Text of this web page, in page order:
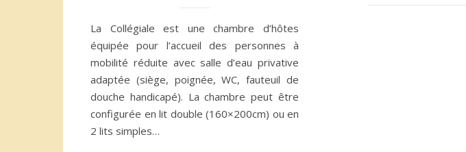
La Collégiale est une chambre d’hôtes
équipée pour l’accueil des personnes à
mobilité réduite avec salle d’eau privative
adaptée (siège, poignée, WC, fauteuil de
douche handicapé). La chambre peut être
configurée en lit double (160×200cm) ou en
2 lits simples…